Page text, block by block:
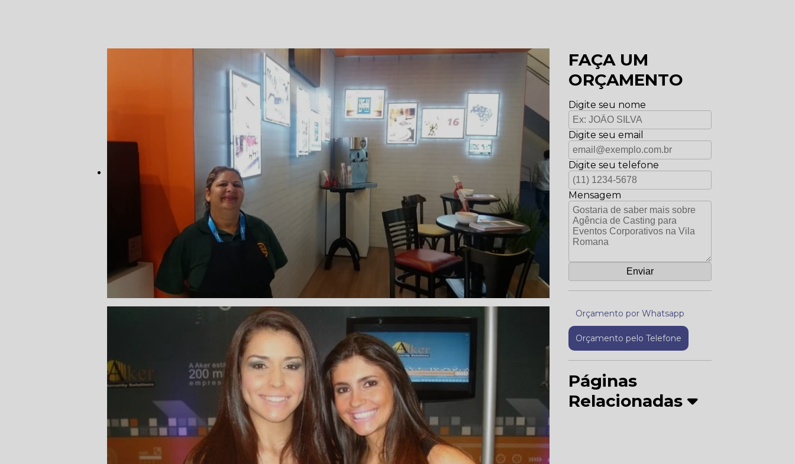
FAÇA UM
ORÇAMENTO
Digite seu nome
Digite seu email
Digite seu telefone
Mensagem
Orçamento por Whatsapp
Orçamento pelo Telefone
Páginas
Relacionadas